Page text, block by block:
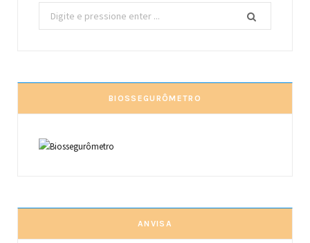
Procurar
por:
BIOSSEGURÔMETRO
ANVISA